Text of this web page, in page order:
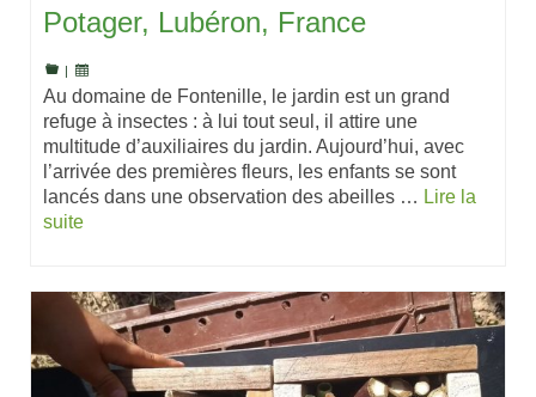
Potager, Lubéron, France
Au domaine de Fontenille, le jardin est un grand
refuge à insectes : à lui tout seul, il attire une
multitude d’auxiliaires du jardin. Aujourd’hui, avec
l’arrivée des premières fleurs, les enfants se sont
lancés dans une observation des abeilles … Lire la
suite